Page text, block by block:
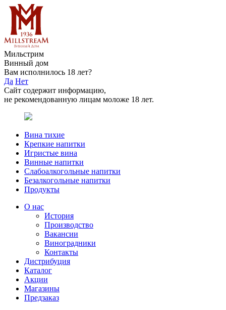
Мильстрим
Винный дом
Вам исполнилось 18 лет?
Да Нет
Сайт содержит информацию,
не рекомендованную лицам моложе 18 лет.
Вина тихие
Крепкие напитки
Игристые вина
Винные напитки
Слабоалкогольные напитки
Безалкогольные напитки
Продукты
О нас
История
Производство
Вакансии
Виноградники
Контакты
Дистрибуция
Каталог
Акции
Магазины
Предзаказ